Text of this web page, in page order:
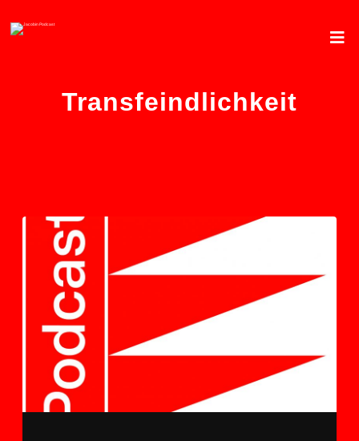
Transfeindlichkeit